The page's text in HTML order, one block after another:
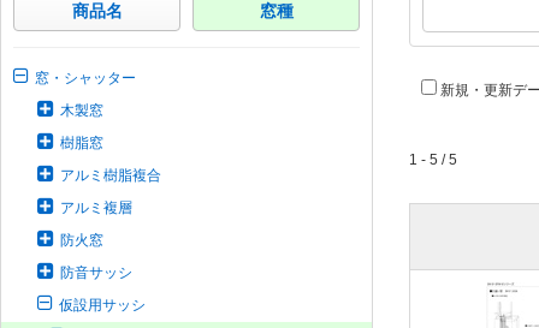
商品名 窓種
窓・シャッター
木製窓
樹脂窓
アルミ樹脂複合
アルミ複層
防火窓
防音サッシ
仮設用サッシ
新規・更新デ
1 - 5 / 5